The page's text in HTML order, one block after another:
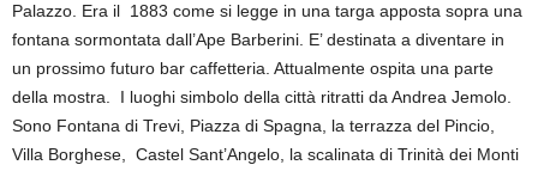
Palazzo. Era il 1883 come si legge in una targa apposta sopra una
fontana sormontata dall’Ape Barberini. E’ destinata a diventare in
un prossimo futuro bar caffetteria. Attualmente ospita una parte
della mostra. I luoghi simbolo della città ritratti da Andrea Jemolo.
Sono Fontana di Trevi, Piazza di Spagna, la terrazza del Pincio,
Villa Borghese, Castel Sant’Angelo, la scalinata di Trinità dei Monti